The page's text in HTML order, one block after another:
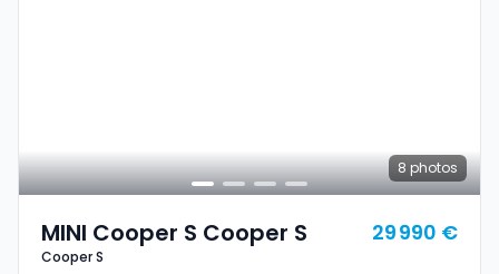
8 photos
MINI Cooper S Cooper S
Cooper S
29 990 €